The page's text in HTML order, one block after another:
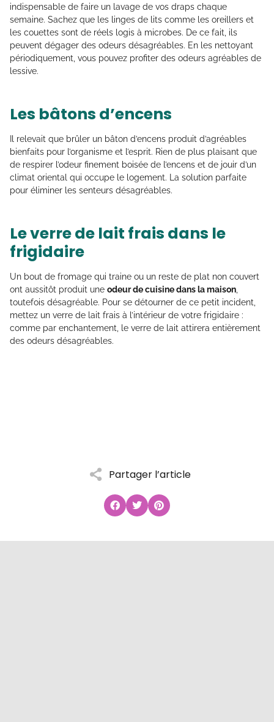
Partager l’article
indispensable de faire un lavage de vos draps chaque
semaine. Sachez que les linges de lits comme les oreillers et
les couettes sont de réels logis à microbes. De ce fait, ils
peuvent dégager des odeurs désagréables. En les nettoyant
périodiquement, vous pouvez profiter des odeurs agréables de
lessive.
Les bâtons d’encens
Il relevait que brûler un bâton d’encens produit d’agréables
bienfaits pour l’organisme et l’esprit. Rien de plus plaisant que
de respirer l’odeur finement boisée de l’encens et de jouir d’un
climat oriental qui occupe le logement. La solution parfaite
pour éliminer les senteurs désagréables.
Le verre de lait frais dans le
frigidaire
Un bout de fromage qui traine ou un reste de plat non couvert
ont aussitôt produit une odeur de cuisine dans la maison
toutefois désagréable. Pour se détourner de ce petit incident,
mettez un verre de lait frais à l’intérieur de votre frigidaire :
comme par enchantement, le verre de lait attirera entièrement
des odeurs désagréables.